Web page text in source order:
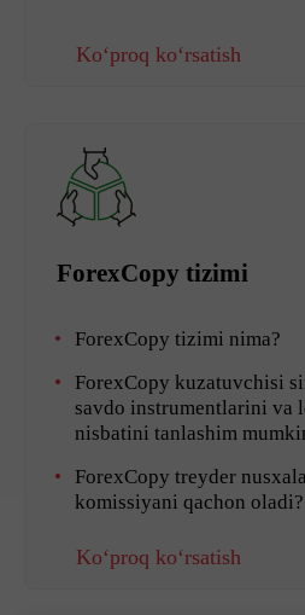
Ko‘proq ko‘rsatish
ForexCopy tizimi
ForexCopy tizimi nima?
ForexCopy kuzatuvchisi
savdo instrumentlarini va
nisbatini tanlashim
ForexCopy treyder
komissiyani qachon oladi?
Ko‘proq ko‘rsatish